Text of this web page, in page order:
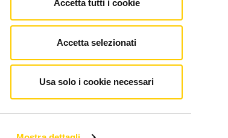
Accetta tutti i cookie
Accetta selezionati
Usa solo i cookie necessari